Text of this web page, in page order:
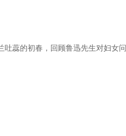
蕊的初春，回顾鲁迅先生对妇女